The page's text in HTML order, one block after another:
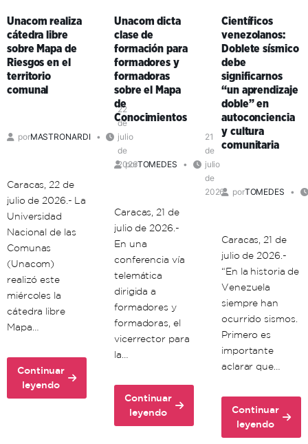
expresó
que
existe
la
necesidad
de
una
ética
de
la
vida
fortalecen
la
educación
universitaria
en
el
territorio
comunal
Unacom realiza
cátedra libre
sobre Mapa de
Riesgos en el
territorio
comunal
porMASTRONARDI
22
de
julio
de
2026
Caracas, 22 de
julio de 2026.- La
Universidad
Nacional de las
Comunas
(Unacom)
realizó este
miércoles la
cátedra libre
Mapa…
Continuar
leyendo
about
Unacom
Unacom dicta
clase de
formación para
formadores y
formadoras
sobre el Mapa
de
Conocimientos
porTOMEDES
21
de
julio
de
2026
Caracas, 21 de
julio de 2026.-
En una
conferencia vía
telemática
dirigida a
formadores y
formadoras, el
vicerrector para
la…
Continuar
leyendo
about
Unacom
Científicos
venezolanos:
Doblete sísmico
debe
significarnos
“un aprendizaje
doble” en
autoconciencia
y cultura
comunitaria
porTOMEDES
Caracas, 21 de
julio de 2026.-
“En la historia de
Venezuela
siempre han
ocurrido sismos.
Primero es
importante
aclarar que…
Continuar
leyendo
about
Científicos